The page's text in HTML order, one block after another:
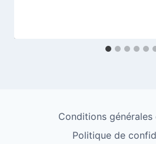
Conditions générales
Politique de